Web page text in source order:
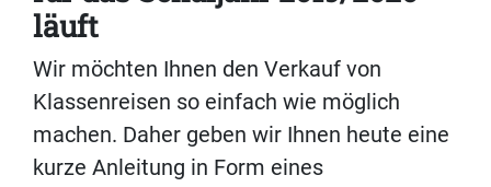
läuft
Wir möchten Ihnen den Verkauf von
Klassenreisen so einfach wie möglich
machen. Daher geben wir Ihnen heute eine
kurze Anleitung in Form eines